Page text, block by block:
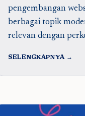
pengembangan
berbagai topik
relevan dengan
SELENGKAPNYA →